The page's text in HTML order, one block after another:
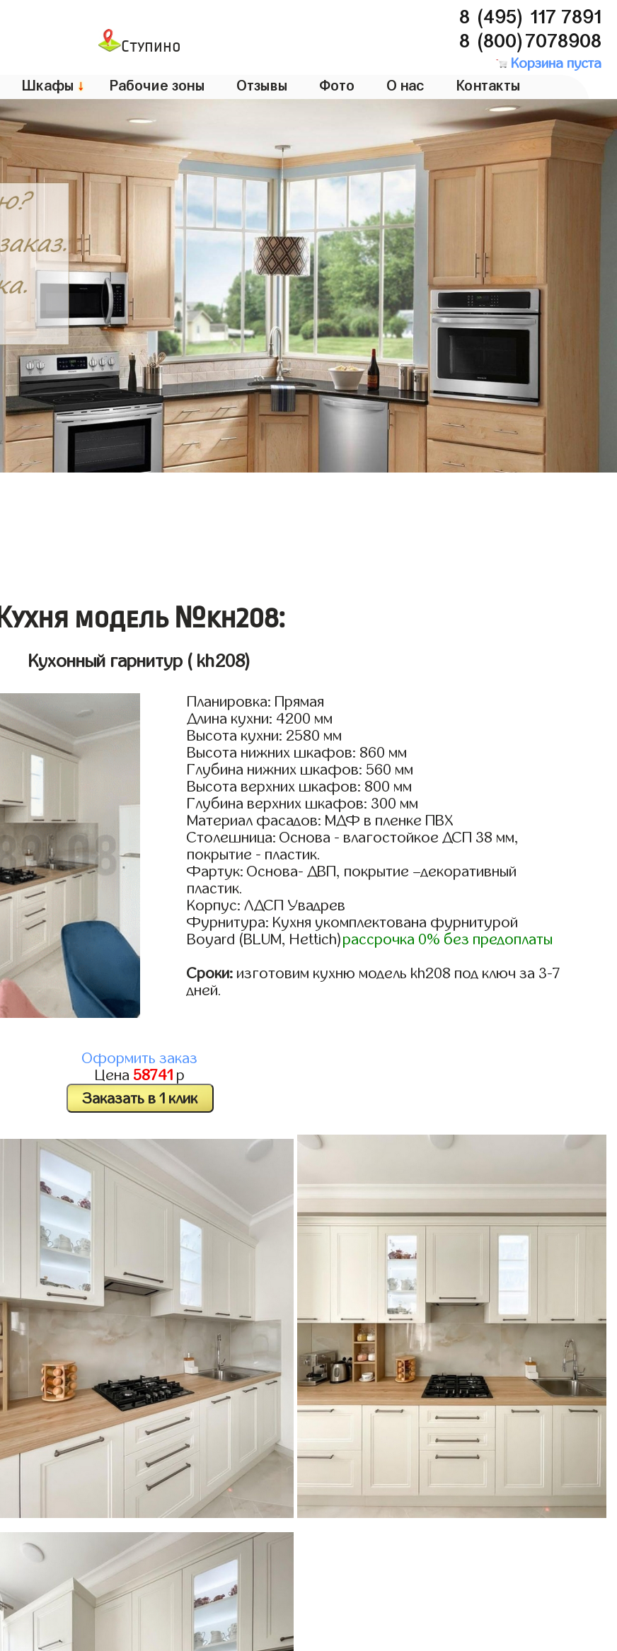
Ступино
8 (495) 117 7891
8 (800)7078908
Корзина пуста
Шкафы ↓ Рабочие зоны Отзывы Фото О нас Контакты
Кухня модель №kh208:
Кухонный гарнитур ( kh208)
Планировка: Прямая
Длина кухни: 4200 мм
Высота кухни: 2580 мм
Высота нижних шкафов: 860 мм
Глубина нижних шкафов: 560 мм
Высота верхних шкафов: 800 мм
Глубина верхних шкафов: 300 мм
Материал фасадов: МДФ в пленке ПВХ
Столешница: Основа - влагостойкое ДСП 38 мм,
покрытие - пластик.
Фартук: Основа- ДВП, покрытие –декоративный
пластик.
Корпус: ЛДСП Увадрев
Фурнитура: Кухня укомплектована фурнитурой
Boyard (BLUM, Hettich)рассрочка 0% без предоплаты
Сроки: изготовим кухню модель kh208 под ключ за 3-7
дней.
Оформить заказ
Цена 58741 р
Заказать в 1 клик